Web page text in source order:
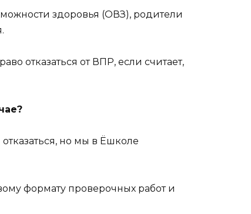
здоровья (ОВЗ), родители
отказаться от ВПР, если считает,
но мы в Ёшколе
формату проверочных работ и